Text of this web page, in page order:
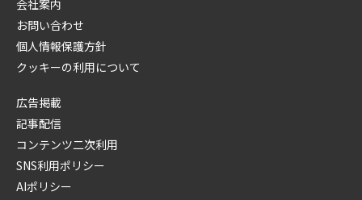
会社案内
お問い合わせ
個人情報保護方針
クッキーの利用について
広告掲載
記事配信
コンテンツ二次利用
SNS利用ポリシー
AIポリシー